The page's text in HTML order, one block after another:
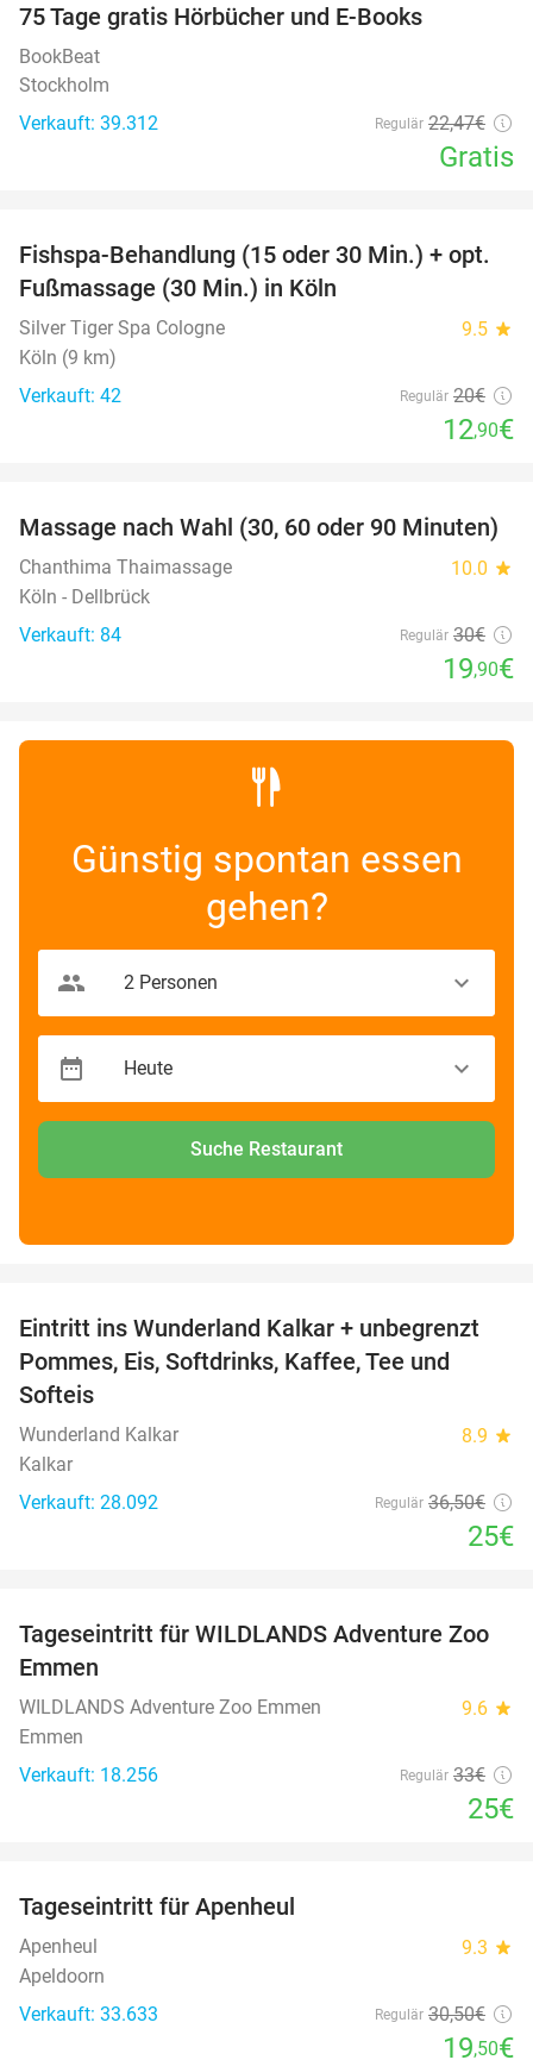
75 Tage gratis Hörbücher und E-Books
BookBeat
Stockholm
Verkauft: 39.312
Regulär 22,47€
Gratis
36%
Fishspa-Behandlung (15 oder 30 Min.) + opt.
Fußmassage (30 Min.) in Köln
Silver Tiger Spa Cologne 9.5 star
Köln (9 km)
Verkauft: 42
Regulär 20€
12,90€
34%
Massage nach Wahl (30, 60 oder 90 Minuten)
Chanthima Thaimassage 10.0 star
Köln - Dellbrück
Verkauft: 84
Regulär 30€
19,90€
Günstig spontan essen
gehen?
Suche Restaurant
32%
Eintritt ins Wunderland Kalkar + unbegrenzt
Pommes, Eis, Softdrinks, Kaffee, Tee und
Softeis
Wunderland Kalkar 8.9 star
Kalkar
Verkauft: 28.092
Regulär 36,50€
25€
24%
Tageseintritt für WILDLANDS Adventure Zoo
Emmen
WILDLANDS Adventure Zoo Emmen 9.6 star
Emmen
Verkauft: 18.256
Regulär 33€
25€
Tageseintritt für Apenheul
Apenheul 9.3 star
Apeldoorn
Verkauft: 33.633
Regulär 30,50€
19,50€